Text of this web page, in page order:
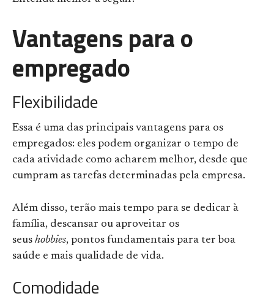
Vantagens para o
empregado
Flexibilidade
Essa é uma das principais vantagens para os
empregados: eles podem organizar o tempo de
cada atividade como acharem melhor, desde que
cumpram as tarefas determinadas pela empresa.
Além disso, terão mais tempo para se dedicar à
família, descansar ou aproveitar os
seus hobbies, pontos fundamentais para ter boa
saúde e mais qualidade de vida.
Comodidade